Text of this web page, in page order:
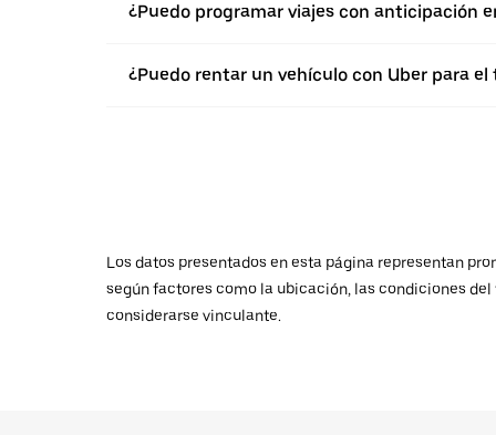
¿Puedo programar viajes con anticipación
¿Puedo rentar un vehículo con Uber para
Los datos presentados en esta página representan
según factores como la ubicación, las condiciones
considerarse vinculante.